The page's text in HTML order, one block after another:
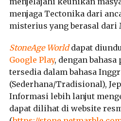
menjaga Tectonika dari
misterius yang berasal
StoneAge Worlddapat
Google Play, dengan
tersedia dalam bahasa
(Sederhana/Tradisional),
Informasi lebih lanjut
dapat dilihat di website